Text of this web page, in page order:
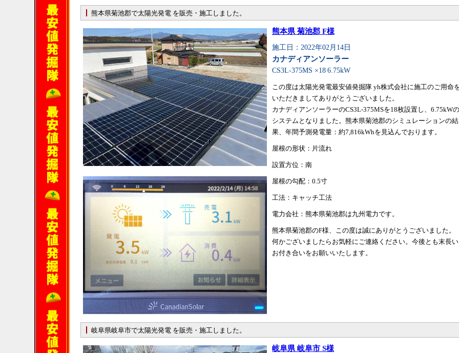
熊本県菊池郡で太陽光発電 を販売・施工しました。
熊本県 菊池郡 F様
施工日：2022年02月14日
カナディアンソーラー
CS3L-375MS ×18 6.75kW
この度は太陽光発電最安値発掘隊 yh株式会社に施工のご用命
いただきましてありがとうございました。
カナディアンソーラーのCS3L-375MSを18枚設置し、6.75kWの
システムとなりました。熊本県菊池郡のシミュレーションの結
果、年間予測発電量：約7,816kWhを見込んでおります。
屋根の形状：片流れ
設置方位：南
屋根の勾配：0.5寸
工法：キャッチ工法
電力会社：熊本県菊池郡は九州電力です。
熊本県菊池郡のF様、この度は誠にありがとうございました。
何かございましたらお気軽にご連絡ください。今後とも末長い
お付き合いをお願いいたします。
岐阜県岐阜市で太陽光発電 を販売・施工しました。
岐阜県 岐阜市 S様